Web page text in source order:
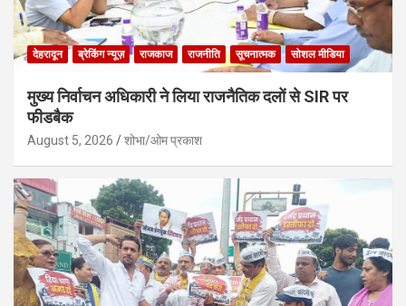
देहरादून ब्रेकिंग न्यूज़ राजकाज राजनीति सूचनात्मक सोशल मीडिया
मुख्य निर्वाचन अधिकारी ने लिया राजनैतिक दलों से SIR पर
फीडबैक
August 5, 2026 शोभा/ओम प्रकाश